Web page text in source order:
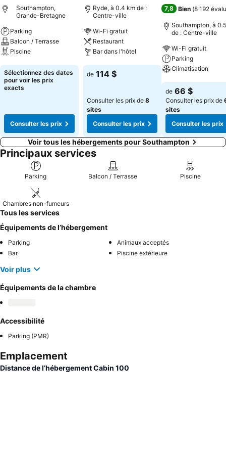
Southampton,
Grande-Bretagne
Parking
Balcon / Terrasse
Piscine
Consulter les prix
Sélectionnez des dates
pour voir les prix
exacts
Consulter les prix
Ryde, à 0.4 km de :
Centre-ville
Wi-Fi gratuit
Restaurant
Bar dans l'hôtel
Consulter les prix
de 114 $
Consulter les prix de 8
sites
Consulter les prix
7,8 Bien (8 192
Southampton, à
de : Centre-ville
Wi-Fi gratuit
Parking
Climatisation
Consulter les
de 66 $
Consulter les prix de
sites
Consulter les prix
Voir tous les hébergements pour Southampton
Principaux services
Parking Balcon / Terrasse Piscine
Chambres non-fumeurs
Tous les services
Équipements de l’hébergement
Parking
Animaux acceptés
Bar
Piscine extérieure
Voir plus
Équipements de la chambre
Accessibilité
Parking (PMR)
Emplacement
Distance de l’hébergement Cabin 100